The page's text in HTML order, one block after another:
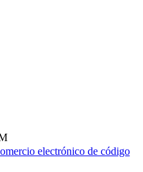
electrónico de código